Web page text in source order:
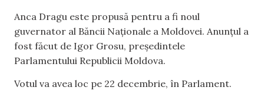
Anca Dragu este propusă pentru a fi noul
guvernator al Băncii Naţionale a Moldovei. Anunţul a
fost făcut de Igor Grosu, preşedintele
Parlamentului Republicii Moldova.
Votul va avea loc pe 22 decembrie, în Parlament.